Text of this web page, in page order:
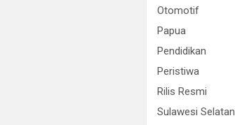
Otomotif
Papua
Pendidikan
Peristiwa
Rilis Resmi
Sulawesi Selatan